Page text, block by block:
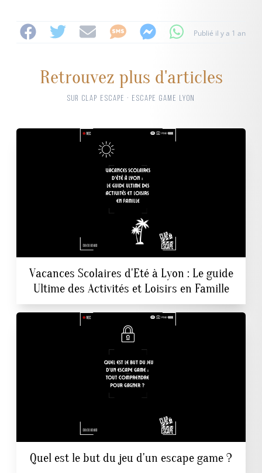
Publié il y a 1 an
Retrouvez plus d'articles
SUR CLAP ESCAPE · ESCAPE GAME LYON
Vacances Scolaires d'Eté à Lyon : Le guide
Ultime des Activités et Loisirs en Famille
Quel est le but du jeu d'un escape game ?